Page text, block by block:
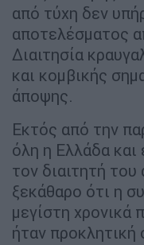
από τύχη δεν
αποτελέσματος
Διαιτησία
και κομβικής
άποψης.
Εκτός από την
όλη η Ελλάδα
τον διαιτητή
ξεκάθαρο ότι η
μεγίστη χρονικά
ήταν